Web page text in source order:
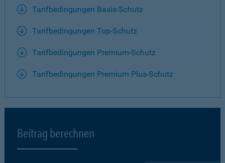
Tarifbedingungen Basis-Schutz
Tarifbedingungen Top-Schutz
Tarifbedingungen Premium-Schutz
Tarifbedingungen Premium Plus-Schutz
Beitrag berechnen